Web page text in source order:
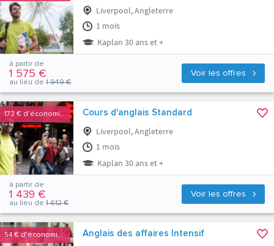
Liverpool, Angleterre
1 mois
Kaplan 30 ans et +
Voir les offres
à partir de
1 575 €
au lieu de 1 949 €
173 € d'économies Cours d'anglais Standard
Liverpool, Angleterre
1 mois
Kaplan 30 ans et +
Voir les offres
à partir de
1 439 €
au lieu de 1 612 €
54 € d'économies Anglais des affaires Intensif